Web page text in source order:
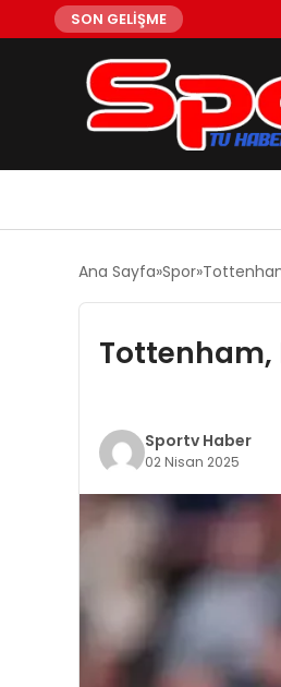
SON GELİŞME
Ana Sayfa Spor
Tottenham,
Sportv Haber
02 Nisan 2025